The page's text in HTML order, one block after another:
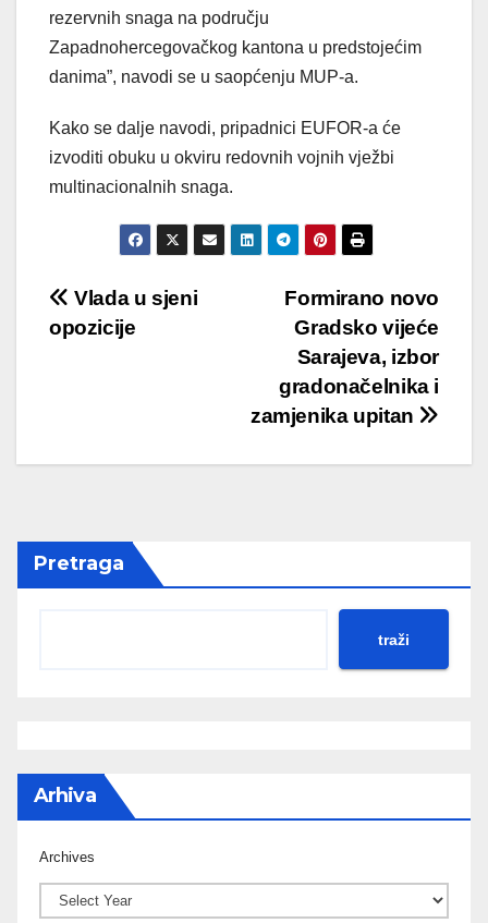
rezervnih snaga na području
Zapadnohercegovačkog kantona u predstojećim
danima”, navodi se u saopćenju MUP-a.
Kako se dalje navodi, pripadnici EUFOR-a će
izvoditi obuku u okviru redovnih vojnih vježbi
multinacionalnih snaga.
Post
navigation
Formirano novo
Gradsko vijeće
Sarajeva, izbor
gradonačelnika i
zamjenika upitan
Vlada u sjeni
opozicije
Pretraga
traži
Arhiva
Archives